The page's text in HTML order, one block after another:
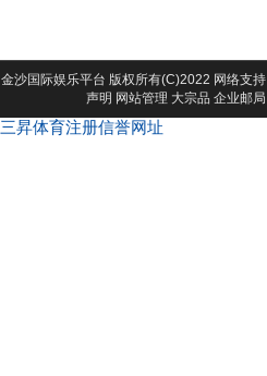
金沙国际娱乐平台 版权所有(C)2022 网络支持
声明 网站管理 大宗品 企业邮局
三昇体育注册信誉网址